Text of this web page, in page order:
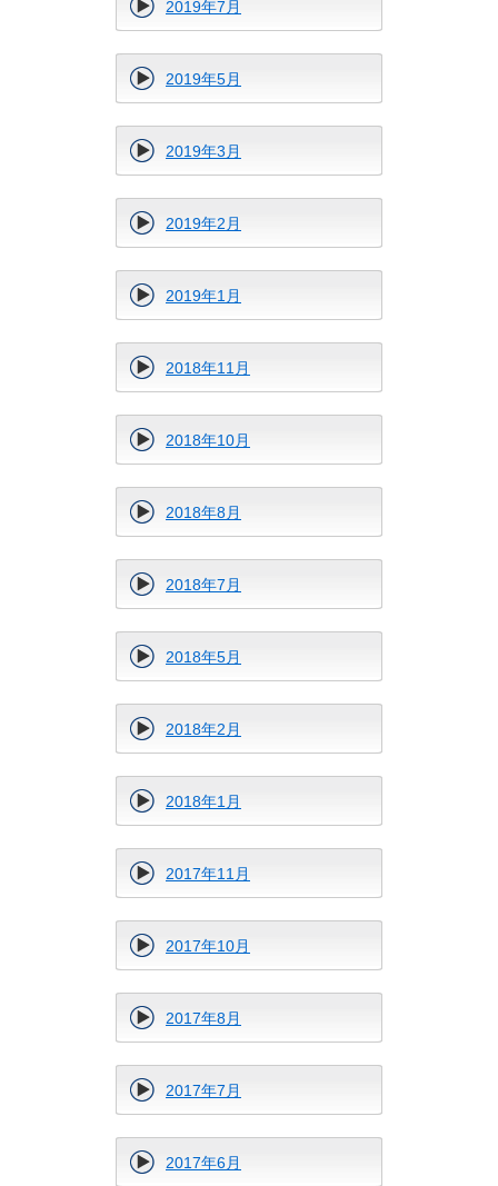
2019年7月
2019年5月
2019年3月
2019年2月
2019年1月
2018年11月
2018年10月
2018年8月
2018年7月
2018年5月
2018年2月
2018年1月
2017年11月
2017年10月
2017年8月
2017年7月
2017年6月